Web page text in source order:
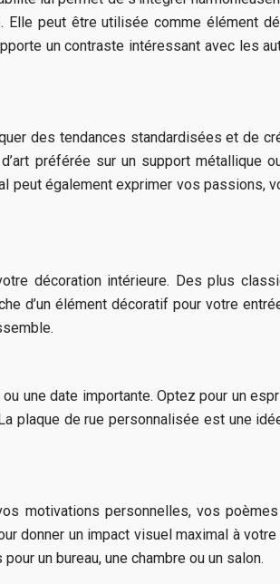
Elle peut être utilisée comme élément
un contraste intéressant avec les
des tendances standardisées et de
préférée sur un support métallique
peut également exprimer vos passions,
décoration intérieure. Des plus
d’un élément décoratif pour votre
une date importante. Optez pour un
plaque de rue personnalisée est une
motivations personnelles, vos
donner un impact visuel maximal à votre
un bureau, une chambre ou un salon.